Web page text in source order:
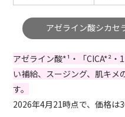
アゼライン酸シカセ
アゼライン酸*¹・「CICA*²
い補給、スージング、肌キメ
す。
2026年4月21時点で、価格は